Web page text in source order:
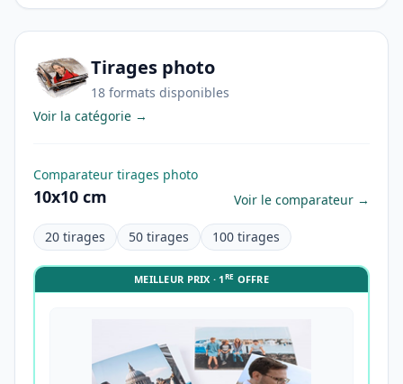
Tirages photo
18 formats disponibles
Voir la catégorie →
Comparateur tirages photo
10x10 cm Voir le comparateur →
20 tirages 50 tirages 100 tirages
MEILLEUR PRIX · 1RE OFFRE